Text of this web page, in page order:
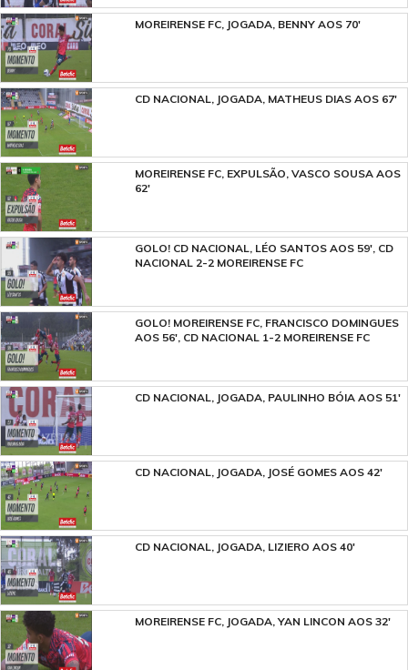
MOREIRENSE FC, JOGADA, BENNY AOS 70'
CD NACIONAL, JOGADA, MATHEUS DIAS AOS 67'
MOREIRENSE FC, EXPULSÃO, VASCO SOUSA AOS
62'
GOLO! CD NACIONAL, LÉO SANTOS AOS 59', CD
NACIONAL 2-2 MOREIRENSE FC
GOLO! MOREIRENSE FC, FRANCISCO DOMINGUES
AOS 56', CD NACIONAL 1-2 MOREIRENSE FC
CD NACIONAL, JOGADA, PAULINHO BÓIA AOS 51'
CD NACIONAL, JOGADA, JOSÉ GOMES AOS 42'
CD NACIONAL, JOGADA, LIZIERO AOS 40'
MOREIRENSE FC, JOGADA, YAN LINCON AOS 32'